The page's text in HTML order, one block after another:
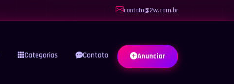
contato@2w.com.br
Categorias Contato Anunciar